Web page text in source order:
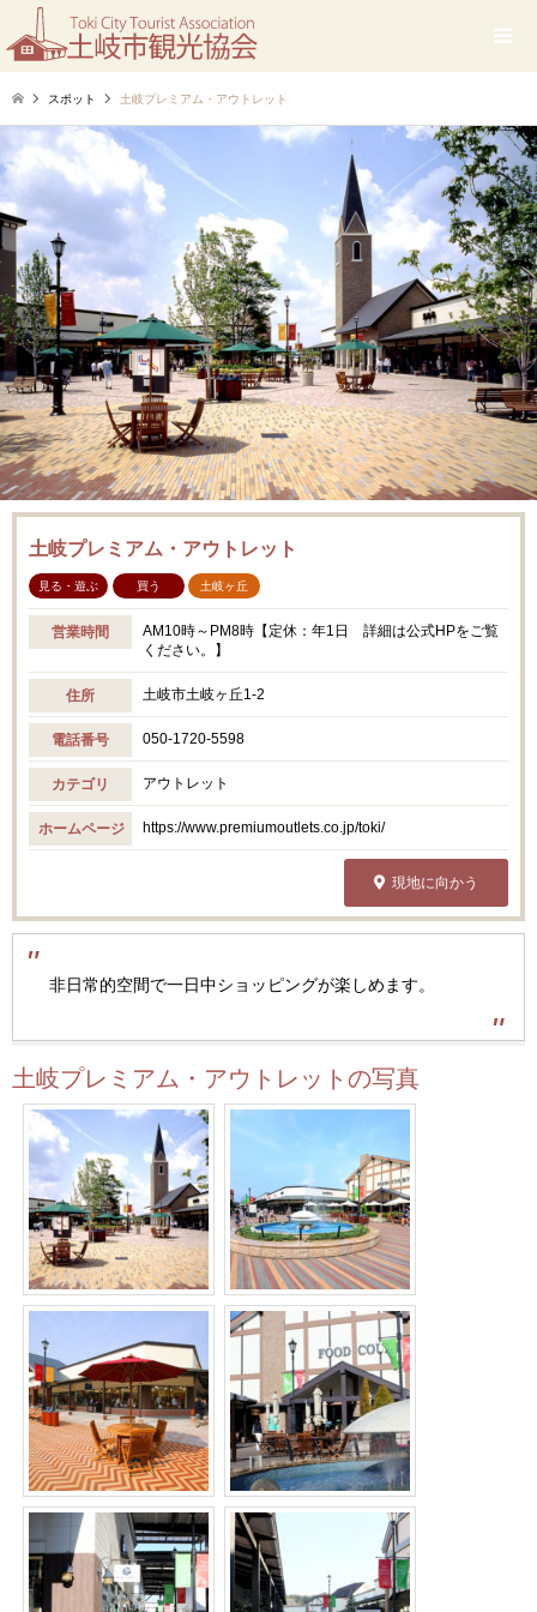
スポット 土岐プレミアム・アウトレット
土岐プレミアム・アウトレット
見る・遊ぶ 買う 土岐ヶ丘
営業時間
AM10時～PM8時【定休：年1日 詳細は公式HPをご覧
ください。】
住所 土岐市土岐ヶ丘1-2
電話番号 050-1720-5598
カテゴリ アウトレット
ホームページ https://www.premiumoutlets.co.jp/toki/
現地に向かう
非日常的空間で一日中ショッピングが楽しめます。
土岐プレミアム・アウトレットの写真